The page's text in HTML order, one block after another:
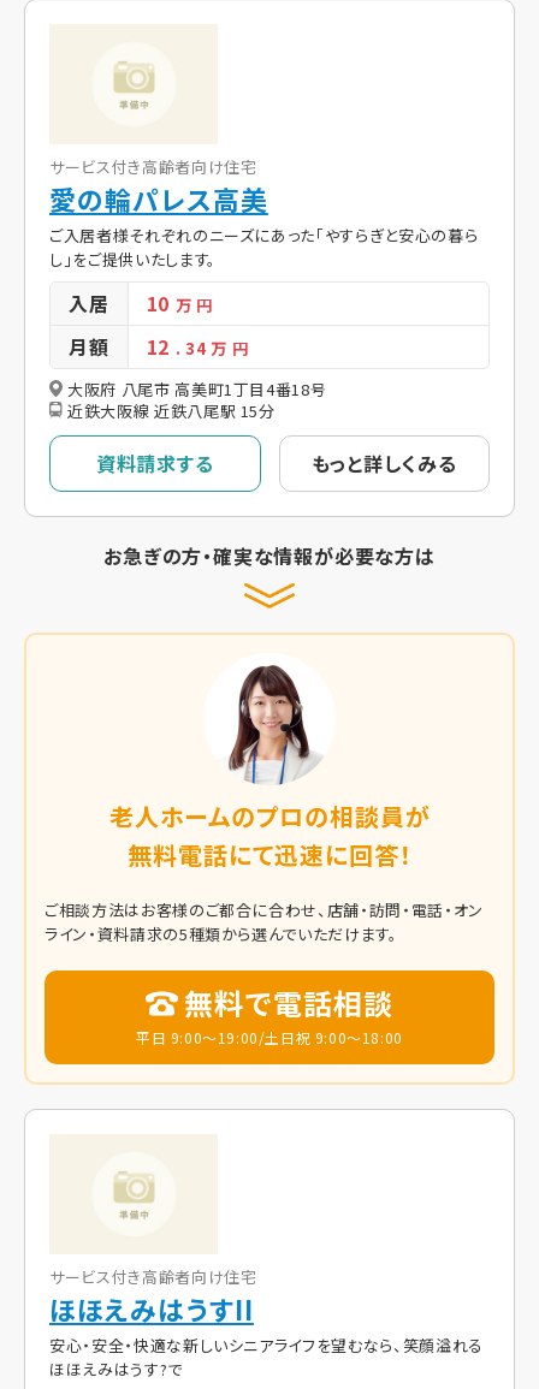
サービス付き高齢者向け住宅
愛の輪パレス高美
ご入居者様それぞれのニーズにあった「やすらぎと安心の暮ら
し」をご提供いたします。
入居 10万 円
月額 12 . 34万 円
大阪府 八尾市 高美町1丁目4番18号
近鉄大阪線 近鉄八尾駅 15分
資料請求する もっと詳しくみる
お急ぎの方・確実な情報が必要な方は
老人ホームのプロの相談員が
無料電話にて迅速に回答！
ご相談方法はお客様のご都合に合わせ、店舗・訪問・電話・オン
ライン・資料請求の5種類から選んでいただけます。
無料で電話相談
平日 9:00～19:00/土日祝 9:00～18:00
サービス付き高齢者向け住宅
ほほえみはうすII
安心・安全・快適な新しいシニアライフを望むなら、笑顔溢れる
ほほえみはうす?で